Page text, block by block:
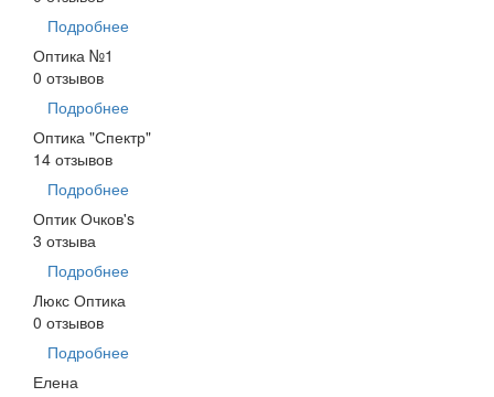
Подробнее
Оптика №1
0 отзывов
Подробнее
Оптика "Спектр"
14 отзывов
Подробнее
Оптик Очков's
3 отзыва
Подробнее
Люкс Оптика
0 отзывов
Подробнее
Елена